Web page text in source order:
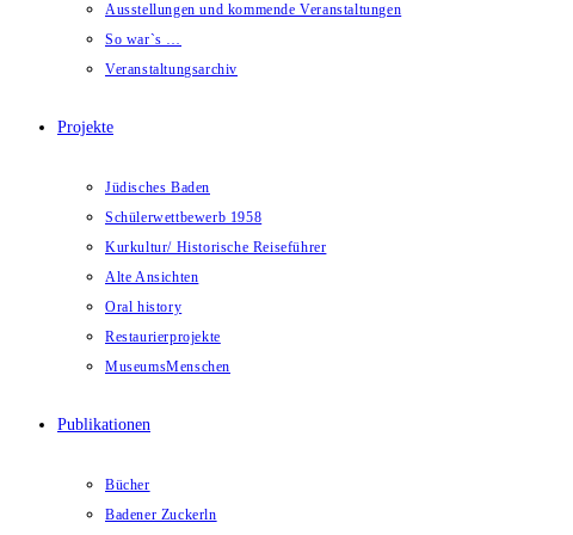
Ausstellungen und kommende Veranstaltungen
So war`s …
Veranstaltungsarchiv
Projekte
Jüdisches Baden
Schülerwettbewerb 1958
Kurkultur/ Historische Reiseführer
Alte Ansichten
Oral history
Restaurierprojekte
MuseumsMenschen
Publikationen
Bücher
Badener Zuckerln